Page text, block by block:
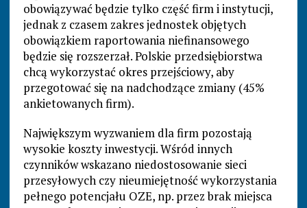
obowiązywać będzie tylko część firm i instytucji,
jednak z czasem zakres jednostek objętych
obowiązkiem raportowania niefinansowego
będzie się rozszerzał. Polskie przedsiębiorstwa
chcą wykorzystać okres przejściowy, aby
przegotować się na nadchodzące zmiany (45%
ankietowanych firm).
Największym wyzwaniem dla firm pozostają
wysokie koszty inwestycji. Wśród innych
czynników wskazano niedostosowanie sieci
przesyłowych czy nieumiejętność wykorzystania
pełnego potencjału OZE, np. przez brak miejsca